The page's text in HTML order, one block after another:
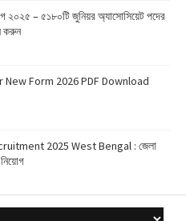
২০২৫ – ৫১৮০টি জুনিয়র অ্যাসোসিয়েট পদের
করুন
New Form 2026 PDF Download
2025 West Bengal : জেলা